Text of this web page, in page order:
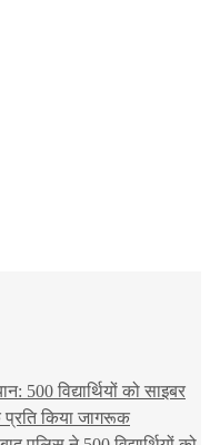
500 विद्यार्थियों को साइबर
प्रति किया जागरूक